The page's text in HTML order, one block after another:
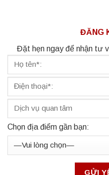
ĐĂNG
Đặt hẹn ngay để nhận tư
Chọn địa điểm gần bạn: